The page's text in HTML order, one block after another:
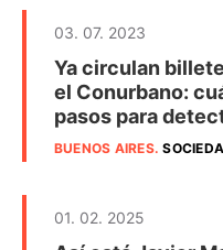
03. 07. 2023
Ya circulan
el Conurbano:
pasos para
BUENOS AIRES.
01. 02. 2025